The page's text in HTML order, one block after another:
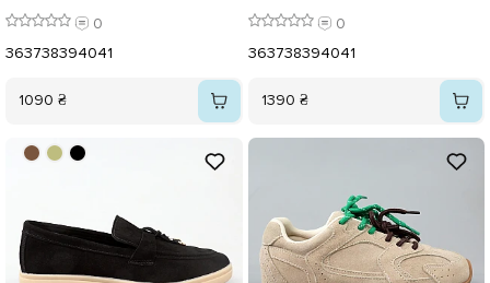
0
363738394041
1090 ₴
0
363738394041
1390 ₴